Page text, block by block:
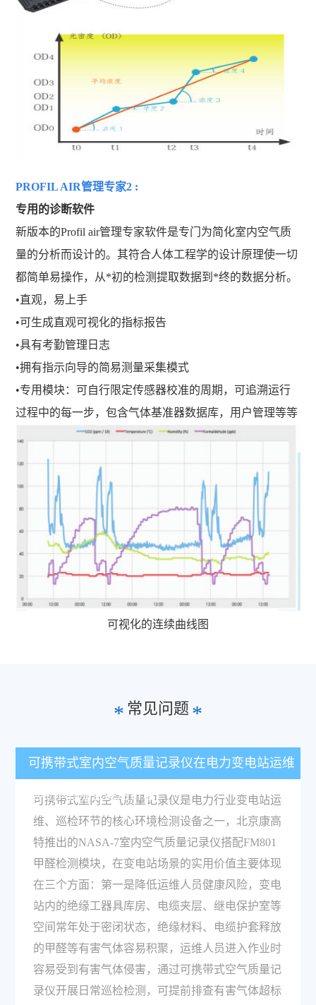
PROFIL AIR管理专家2 :
专用的诊断软件
新版本的Profil air管理专家软件是专门为简化室内空气质
量的分析而设计的。其符合人体工程学的设计原理使一切
都简单易操作，从*初的检测提取数据到*终的数据分析。
•直观，易上手
•可生成直观可视化的指标报告
•具有考勤管理日志
•拥有指示向导的简易测量采集模式
•专用模块：可自行限定传感器校准的周期，可追溯运行
过程中的每一步，包含气体基准器数据库，用户管理等等
可视化的连续曲线图
* 常见问题 *
可携带式室内空气质量记录仪在电力变电站运维
巡检中有哪些实用价值？
可携带式室内空气质量记录仪是电力行业变电站运
维、巡检环节的核心环境检测设备之一，北京康高
特推出的NASA-7室内空气质量记录仪搭配FM801
甲醛检测模块，在变电站场景的实用价值主要体现
在三个方面：第一是降低运维人员健康风险，变电
站内的绝缘工器具库房、电缆夹层、继电保护室等
空间常年处于密闭状态，绝缘材料、电缆护套释放
的甲醛等有害气体容易积聚，运维人员进入作业时
容易受到有害气体侵害，通过可携带式空气质量记
录仪开展日常巡检检测，可提前排查有害气体超标